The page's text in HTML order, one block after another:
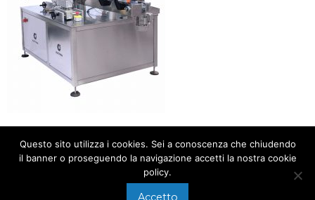
Questo sito utilizza i cookies. Sei a conoscenza che chiudendo
il banner o proseguendo la navigazione accetti la nostra cookie
policy.
Accetto